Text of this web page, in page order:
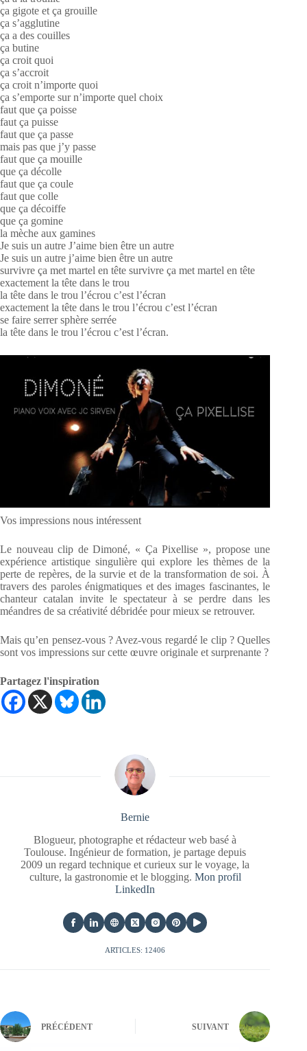
ça gigote et ça grouille
ça s’agglutine
ça a des couilles
ça butine
ça croit quoi
ça s’accroit
ça croit n’importe quoi
ça s’emporte sur n’importe quel choix
faut que ça poisse
faut ça puisse
faut que ça passe
mais pas que j’y passe
faut que ça mouille
que ça décolle
faut que ça coule
faut que colle
que ça décoiffe
que ça gomine
la mèche aux gamines
Je suis un autre J’aime bien être un autre
Je suis un autre j’aime bien être un autre
survivre ça met martel en tête survivre ça met martel en tête
exactement la tête dans le trou
la tête dans le trou l’écrou c’est l’écran
exactement la tête dans le trou l’écrou c’est l’écran
se faire serrer sphère serrée
la tête dans le trou l’écrou c’est l’écran.
Vos impressions nous intéressent
Le nouveau clip de Dimoné, « Ça Pixellise », propose une
expérience artistique singulière qui explore les thèmes de la
perte de repères, de la survie et de la transformation de soi. À
travers des paroles énigmatiques et des images fascinantes, le
chanteur catalan invite le spectateur à se perdre dans les
méandres de sa créativité débridée pour mieux se retrouver.
Mais qu’en pensez-vous ? Avez-vous regardé le clip ? Quelles
sont vos impressions sur cette œuvre originale et surprenante ?
Partagez l'inspiration
Bernie
Blogueur, photographe et rédacteur web basé à
Toulouse. Ingénieur de formation, je partage depuis
2009 un regard technique et curieux sur le voyage, la
culture, la gastronomie et le blogging. Mon profil
LinkedIn
ARTICLES: 12406
PRÉCÉDENT SUIVANT